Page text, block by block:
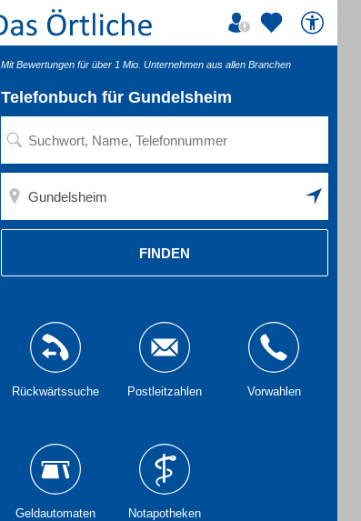
Mit Bewertungen für über 1 Mio. Unternehmen aus allen Branchen
Telefonbuch für Gundelsheim
FINDEN
Rückwärtssuche Postleitzahlen Vorwahlen
Geldautomaten Notapotheken